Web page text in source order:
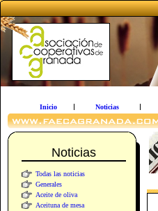
Inicio Noticias
Noticias
Todas las noticias
Generales
Aceite de oliva
Aceituna de mesa